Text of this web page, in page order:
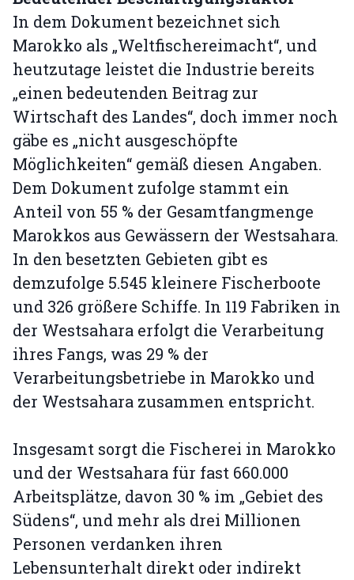
In dem Dokument bezeichnet sich
Marokko als „Weltfischereimacht“, und
heutzutage leistet die Industrie bereits
„einen bedeutenden Beitrag zur
Wirtschaft des Landes“, doch immer noch
gäbe es „nicht ausgeschöpfte
Möglichkeiten“ gemäß diesen Angaben.
Dem Dokument zufolge stammt ein
Anteil von 55 % der Gesamtfangmenge
Marokkos aus Gewässern der Westsahara.
In den besetzten Gebieten gibt es
demzufolge 5.545 kleinere Fischerboote
und 326 größere Schiffe. In 119 Fabriken in
der Westsahara erfolgt die Verarbeitung
ihres Fangs, was 29 % der
Verarbeitungsbetriebe in Marokko und
der Westsahara zusammen entspricht.
Insgesamt sorgt die Fischerei in Marokko
und der Westsahara für fast 660.000
Arbeitsplätze, davon 30 % im „Gebiet des
Südens“, und mehr als drei Millionen
Personen verdanken ihren
Lebensunterhalt direkt oder indirekt